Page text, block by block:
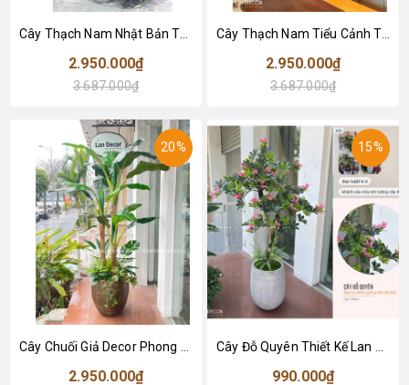
2.950.000₫
3.687.000₫
Cây Thạch Nam Tiểu Cảnh Trang Trí Quán Cafe (220cm)- CC1037
2.950.000₫
3.687.000₫
20%
2.950.000₫
15%
990.000₫